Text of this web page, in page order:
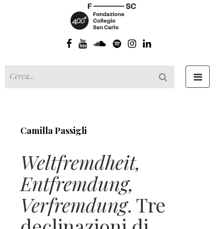
Camilla Passigli
Weltfremdheit,
Entfremdung,
Verfremdung. Tre